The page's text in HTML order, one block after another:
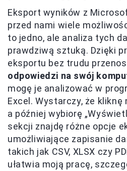
Eksport wyników z
przed nami wiele
to jedno, ale analiza tych
prawdziwą sztuką. Dzięki
eksportu bez trudu
odpowiedzi na swój
mogę je analizować w
Excel. Wystarczy, że kliknę
a później wybiorę
sekcji znajdę różne opcje
umożliwiające zapisanie
takich jak CSV, XLSX czy
ułatwia moją pracę,